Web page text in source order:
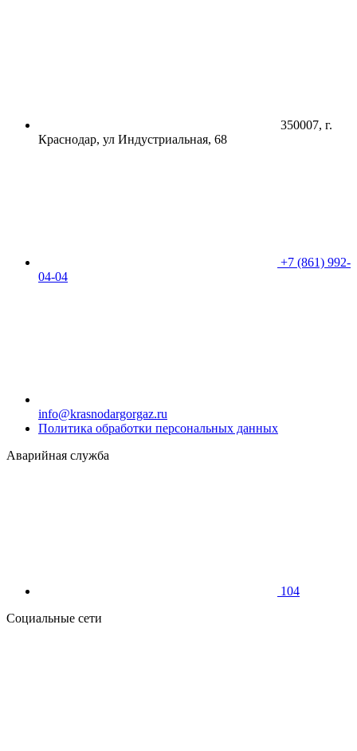
350007, г.
Краснодар, ул Индустриальная, 68
+7 (861) 992-
04-04
info@krasnodargorgaz.ru
Политика обработки персональных данных
Аварийная служба
104
Социальные сети